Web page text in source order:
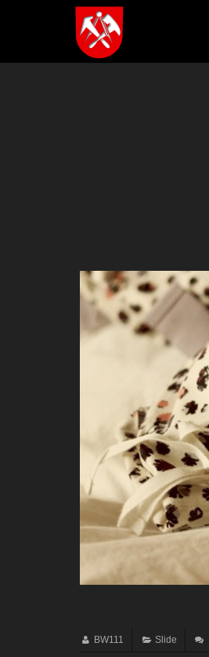
BW111 Slide